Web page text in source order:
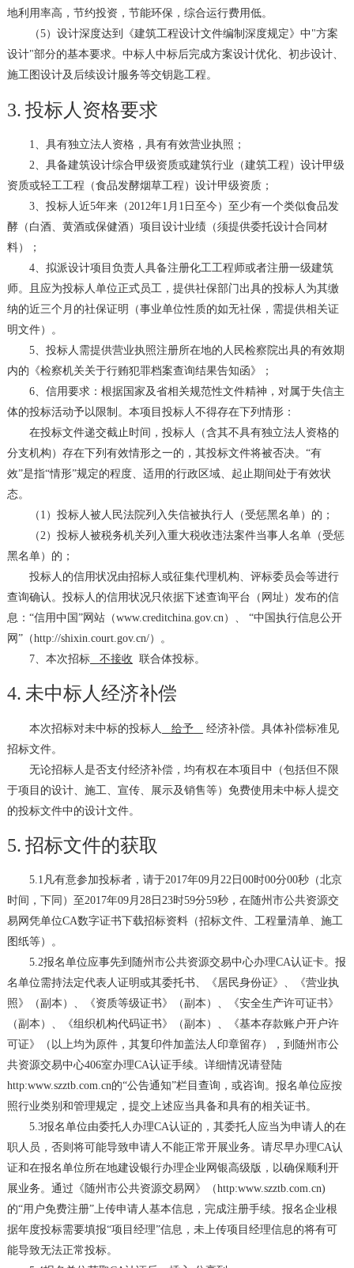
地利用率高，节约投资，节能环保，综合运行费用低。
（5）设计深度达到《建筑工程设计文件编制深度规定》中 "方案
设计"部分的基本要求。中标人中标后完成方案设计优化、初步设计、
施工图设计及后续设计服务等交钥匙工程。
3. 投标人资格要求
1
、具有独立法人资格，具有有效营业执照；
2 、具备建筑设计综合甲级资质或建筑行业（建筑工程）设计甲级
资质或轻工工程（食品发酵烟草工程）设计甲级资质；
3、投标人近5年来（ 2012年1 月 1 日至今） 至少有一个类似食品发
酵（白酒、黄酒或保健酒） 项目设计业绩（须提供委托设计合同材
料）；
4、拟派设计项目负责人具备注册化工工程师或者注册一级建筑
师。且应为投标人单位正式员工，提供社保部门出具的投标人为其缴
纳的近三个月的社保证明（事业单位性质的如无社保，需提供相关证
明文件）。
5、投标人需提供营业执照注册所在地的人民检察院出具的有效期
内的《检察机关关于行贿犯罪档案查询结果告知函》；
6、信用要求：根据国家及省相关规范性文件精神，对属于失信主
体的投标活动予以限制。本项目投标人不得存在下列情形：
在投标文件递交截止时间，投标人（含其不具有独立法人资格的
分支机构）存在下列有效情形之一的，其投标文件将被否决。“有
效”是指“情形”规定的程度、适用的行政区域、起止期间处于有效状
态。
（ 1 ）投标人被人民法院列入失信被执行人（受惩黑名单）的；
（ 2 ）投标人被税务机关列入重大税收违法案件当事人名单（受惩
黑名单）的；
投标人的信用状况由招标人或征集代理机构、评标委员会等进行
查询确认。投标人的信用状况只依据下述查询平台（网址）发布的信
息：“信用中国”网站（www.creditchina.gov.cn ）、 “中国执行信息公开
网”（http://shixin.court.gov.cn/）。
7、本次招标 不接收 联合体投标。
4. 未中标人经济补偿
本次招标对未中标的投标人 给予
经济补偿。具体补偿标准见
招标文件。
无论招标人是否支付经济补偿，均有权在本项目中（包括但不限
于项目的设计、施工、宣传、展示及销售等）免费使用未中标人提交
的投标文件中的设计文件。
5. 招标文件的获取
5.1 凡有意参加投标者，请于2017年09月 22日 00时00分00秒（北京
时间，下同）至2017年09月 28日 23时59分59秒，在随州市公共资源交
易网凭单位CA数字证书下载招标资料（招标文件、工程量清单、施工
图纸等）。
5.2报名单位应事先到随州市公共资源交易中心办理CA认证卡。报
名单位需持法定代表人证明或其委托书、《居民身份证》、《营业执
照》（副本）、《资质等级证书》（副本）、《安全生产许可证书》
（副本）、《组织机构代码证书》（副本）、《基本存款账户开户许
可证》（以上均为原件，其复印件加盖法人印章留存），到随州市公
共资源交易中心406室办理CA认证手续。详细情况请登陆
http:www.szztb.com.cn的“公告通知”栏目查询，或咨询。报名单位应按
照行业类别和管理规定，提交上述应当具备和具有的相关证书。
5.3报名单位由委托人办理CA认证的，其委托人应当为申请人的在
职人员，否则将可能导致申请人不能正常开展业务。请尽早办理CA认
证和在报名单位所在地建设银行办理企业网银高级版，以确保顺利开
展业务。通过《随州市公共资源交易网》（http:www.szztb.com.cn)
的“用户免费注册”上传申请人基本信息，完成注册手续。报名企业根
据年度投标需要填报“项目经理”信息，未上传项目经理信息的将有可
能导致无法正常投标。